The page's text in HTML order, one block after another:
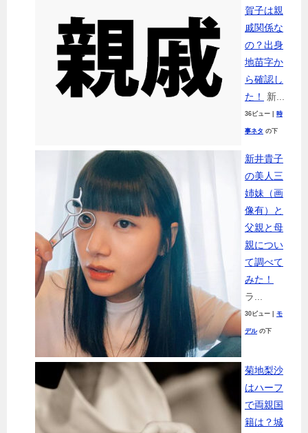
賀子は親
戚関係な
の？出身
地苗字か
ら確認し
た！
新...
36ビュー 時
事ネタ の下
新井貴子
の美人三
姉妹（画
像有）と
父親と母
親につい
て調べて
みた！
ラ...
30ビュー モ
デルの下
菊地梨沙
はハーフ
で両親国
籍は？城